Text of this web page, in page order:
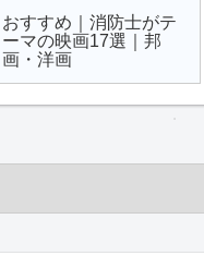
消防士の採用試験｜体
力試験まとめ｜合格基
準と足切り